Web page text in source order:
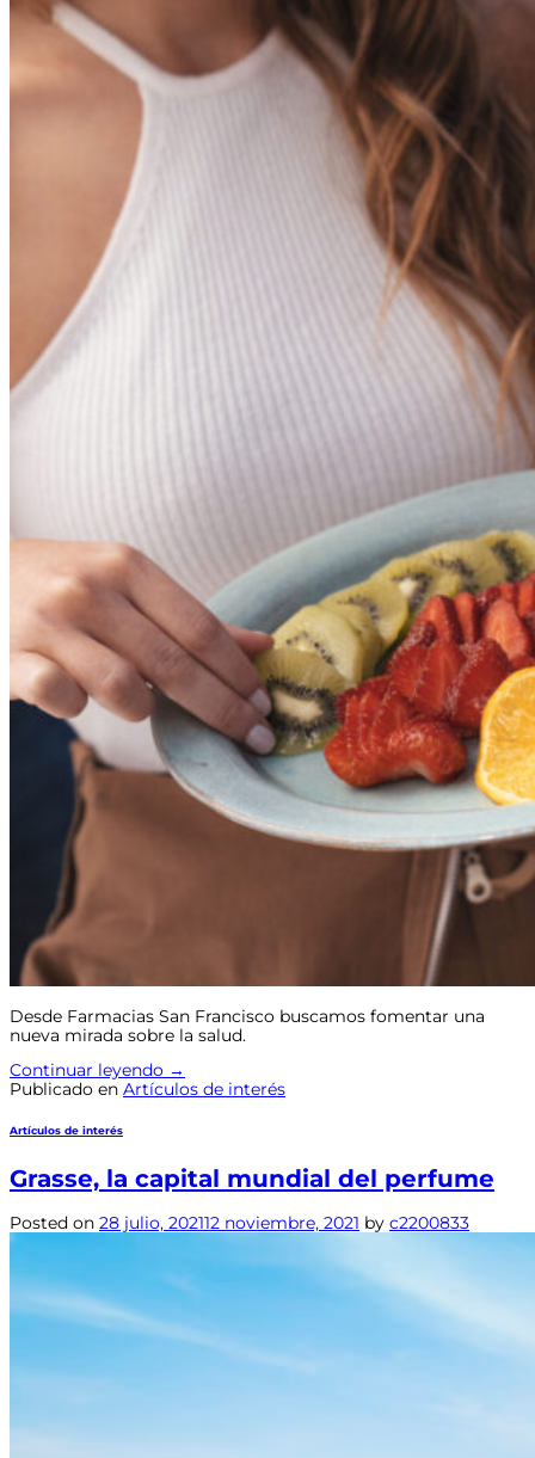
Desde Farmacias San Francisco buscamos fomentar una
nueva mirada sobre la salud.
Continuar leyendo →
Publicado en Artículos de interés
Artículos de interés
Grasse, la capital mundial del perfume
Posted on 28 julio, 202112 noviembre, 2021 by c2200833